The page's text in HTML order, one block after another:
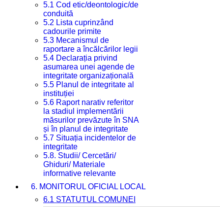
5.1 Cod etic/deontologic/de
conduită
5.2 Lista cuprinzând
cadourile primite
5.3 Mecanismul de
raportare a încălcărilor legii
5.4 Declarația privind
asumarea unei agende de
integritate organizațională
5.5 Planul de integritate al
instituției
5.6 Raport narativ referitor
la stadiul implementării
măsurilor prevăzute în SNA
și în planul de integritate
5.7 Situația incidentelor de
integritate
5.8. Studii/ Cercetări/
Ghiduri/ Materiale
informative relevante
6. MONITORUL OFICIAL LOCAL
6.1 STATUTUL COMUNEI